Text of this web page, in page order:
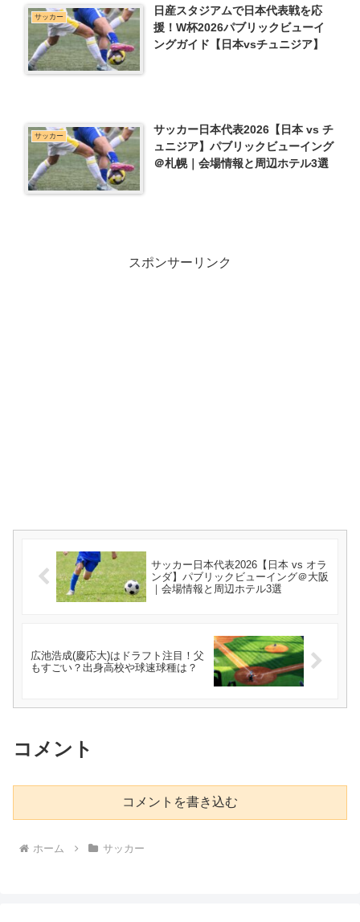
サッカー
日産スタジアムで日本代表戦を応
援！W杯2026パブリックビューイ
ングガイド【日本vsチュニジア】
サッカー
サッカー日本代表2026【日本 vs チ
ュニジア】パブリックビューイング
＠札幌｜会場情報と周辺ホテル3選
スポンサーリンク
サッカー日本代表2026【日本 vs オラ
ンダ】パブリックビューイング＠大阪
｜会場情報と周辺ホテル3選
広池浩成(慶応大)はドラフト注目！父
もすごい？出身高校や球速球種は？
コメント
コメントを書き込む
ホーム サッカー